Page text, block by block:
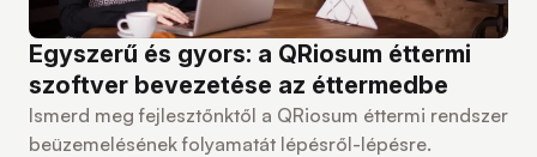
Egyszerű és gyors: a QRiosum éttermi
szoftver bevezetése az éttermedbe
Ismerd meg fejlesztőnktől a QRiosum éttermi rendszer
beüzemelésének folyamatát lépésről-lépésre.